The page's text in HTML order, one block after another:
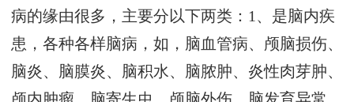
病的缘由很多，主要分以下两类：1、是脑内疾
患，各种各样脑病，如，脑血管病、颅脑损伤、
脑炎、脑膜炎、脑积水、脑脓肿、炎性肉芽肿、